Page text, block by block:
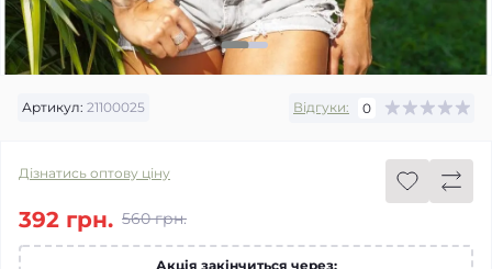
Артикул: 21100025 Відгуки: 0
Дізнатись оптову ціну
560 грн.
392 грн.
Акція закінчиться через: